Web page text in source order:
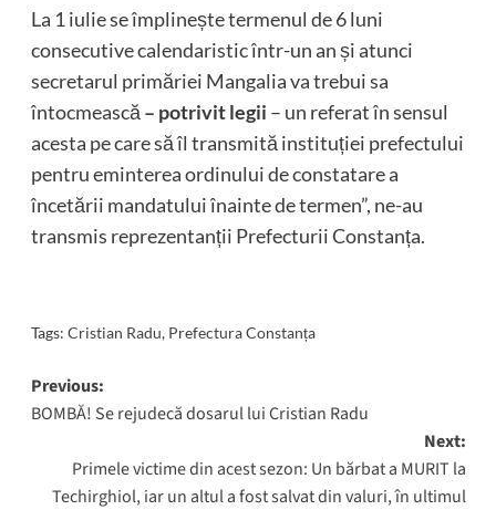
La 1 iulie se împlinește termenul de 6 luni
consecutive calendaristic într-un an și atunci
secretarul primăriei Mangalia va trebui sa
întocmească – potrivit legii – un referat în sensul
acesta pe care să îl transmită instituției prefectului
pentru eminterea ordinului de constatare a
încetării mandatului înainte de termen”, ne-au
transmis reprezentanții Prefecturii Constanța.
Tags: Cristian Radu, Prefectura Constanța
Post
navigation
Previous:
BOMBĂ! Se rejudecă dosarul lui Cristian Radu
Next:
Primele victime din acest sezon: Un bărbat a MURIT la
Techirghiol, iar un altul a fost salvat din valuri, în ultimul